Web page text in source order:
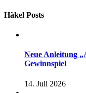
Häkel Posts
Neue Anleitung
Gewinnspiel
14. Juli 2026